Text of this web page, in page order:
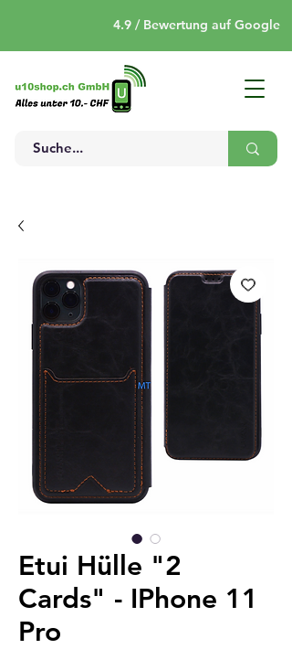
4.9 / Bewertung auf Google
Etui Hülle "2
Cards" - IPhone 11
Pro